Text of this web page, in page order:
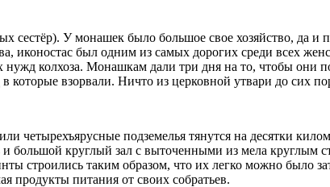
У монашек было большое свое хозяйство, да и
иконостас был одним из самых дорогих среди всех
колхоза. Монашкам дали три дня на то, чтобы они
которые взорвали. Ничто из церковной утвари до сих
четырехъярусные подземелья тянутся на десятки
круглый зал с выточенными из мела круглым
строились таким образом, что их легко можно было
продукты питания от своих собратьев.